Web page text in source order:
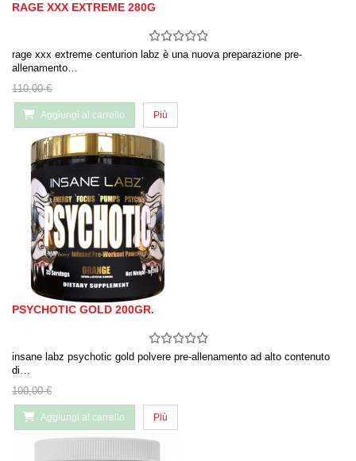
RAGE XXX EXTREME 280G
rage xxx extreme centurion labz è una nuova preparazione pre-
allenamento…
110,00 €
Aggiungi al carrello Più
PSYCHOTIC GOLD 200GR.
insane labz psychotic gold polvere pre-allenamento ad alto contenuto
di…
100,00 €
Aggiungi al carrello Più